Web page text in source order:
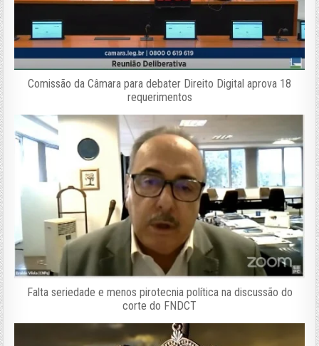
Comissão da Câmara para debater Direito Digital aprova 18
requerimentos
Falta seriedade e menos pirotecnia política na discussão do
corte do FNDCT